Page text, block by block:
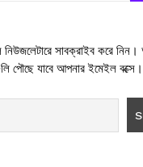
সাবক্রাইব করে নিন।
পৌছে যাবে আপনার ইমেইল বক্সে।